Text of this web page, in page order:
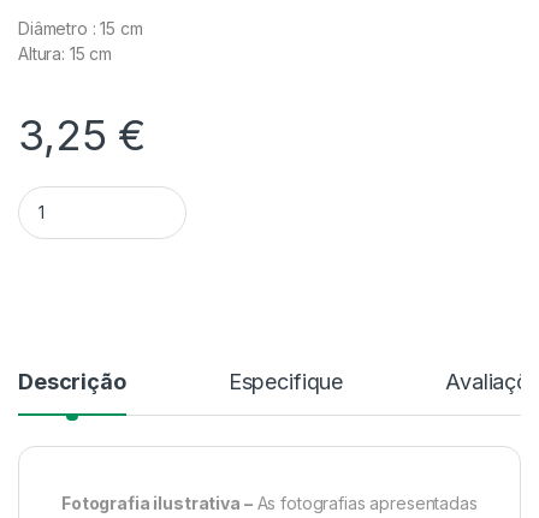
Diâmetro : 15 cm
Altura: 15 cm
3,25 €
Quantidade Vaso decorativo - 15 cm
Descrição Especifique
Fotografia ilustrativa –As fotografias apresentadas